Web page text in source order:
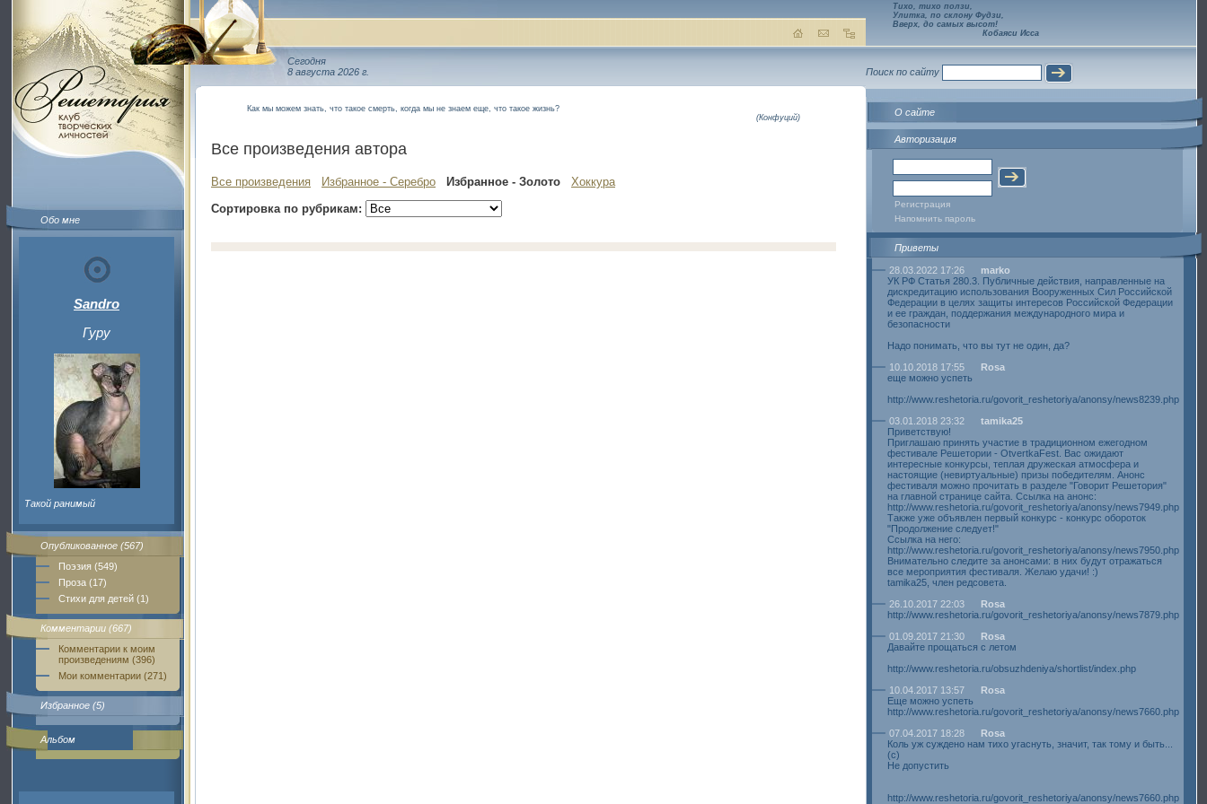
Обо мне
Sandro
Гуру
Такой ранимый
Опубликованное (567)
Поэзия (549)
Проза (17)
Стихи для детей (1)
Комментарии (667)
Комментарии к моим
произведениям (396)
Мои комментарии (271)
Избранное (5)
Альбом
Сегодня
8 августа 2026 г.
Как мы можем знать, что такое смерть, когда мы не знаем еще, что такое жизнь?
(Конфуций)
Все произведения автора
Все произведения Избранное - Серебро Избранное - Золото
Хоккура
Сортировка по рубрикам:
Тихо, тихо ползи,
Улитка, по склону Фудзи,
Вверх, до самых высот!
Кобаяси Исса
Поиск по сайту
О сайте
Авторизация
Регистрация
Напомнить пароль
Приветы
28.03.2022 17:26
marko
УК РФ Статья 280.3. Публичные действия, направленные на
дискредитацию использования Вооруженных Сил Российской
Федерации в целях защиты интересов Российской Федерации
и ее граждан, поддержания международного мира и
безопасности
Надо понимать, что вы тут не один, да?
10.10.2018 17:55
Rosa
еще можно успеть
http://www.reshetoria.ru/govorit_reshetoriya/anonsy/news8239.php
03.01.2018 23:32
tamika25
Приветствую!
Приглашаю принять участие в традиционном ежегодном
фестивале Решетории - OtvertkaFest. Вас ожидают
интересные конкурсы, теплая дружеская атмосфера и
настоящие (невиртуальные) призы победителям. Анонс
фестиваля можно прочитать в разделе "Говорит Решетория"
на главной странице сайта. Ссылка на анонс:
http://www.reshetoria.ru/govorit_reshetoriya/anonsy/news7949.php
Также уже объявлен первый конкурс - конкурс обороток
"Продолжение следует!"
Ссылка на него:
http://www.reshetoria.ru/govorit_reshetoriya/anonsy/news7950.php
Внимательно следите за анонсами: в них будут отражаться
все мероприятия фестиваля. Желаю удачи! :)
tamika25, член редсовета.
26.10.2017 22:03
Rosa
http://www.reshetoria.ru/govorit_reshetoriya/anonsy/news7879.php
01.09.2017 21:30
Rosa
Давайте прощаться с летом
http://www.reshetoria.ru/obsuzhdeniya/shortlist/index.php
10.04.2017 13:57
Rosa
Еще можно успеть
http://www.reshetoria.ru/govorit_reshetoriya/anonsy/news7660.php
07.04.2017 18:28
Rosa
Коль уж суждено нам тихо угаснуть, значит, так тому и быть...
(с)
Не допустить
http://www.reshetoria.ru/govorit_reshetoriya/anonsy/news7660.php